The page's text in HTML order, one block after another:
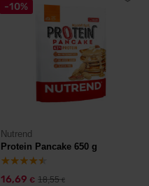
-10%
Nutrend
Protein Pancake 650 g
16,69 € 18,55€